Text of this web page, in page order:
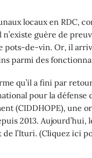
locaux en RDC,
guère de
pots-de-vin. Or, il
parmi des
qu’il a fini par
pour la défense
(CIDDHOPE), une
2013. Aujourd’hui,
l’Ituri. (Cliquez ici